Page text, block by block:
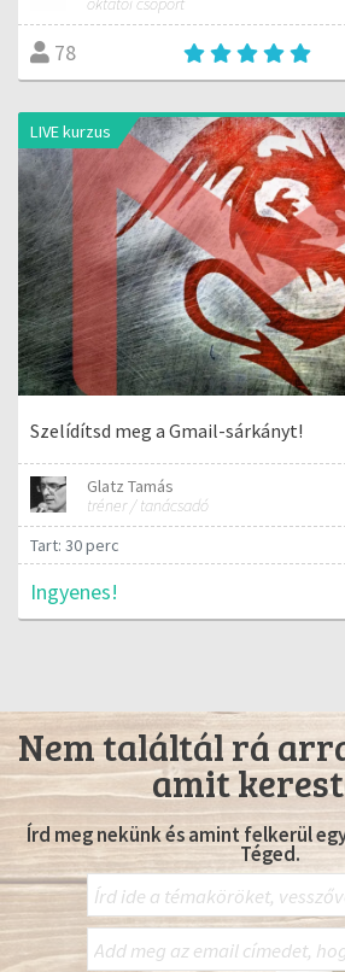
78
LIVE kurzus
Szelídítsd meg a Gmail-sárkányt!
Glatz Tamás
tréner / tanácsadó
Tart: 30 perc
Ingyenes!
Nem találtál rá
amit
Írd meg nekünk és amint felkerül
Téged.